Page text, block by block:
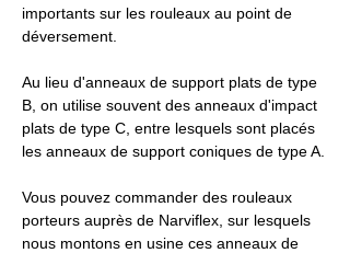
importants sur les rouleaux au point de
déversement.
Au lieu d'anneaux de support plats de type
B, on utilise souvent des anneaux d'impact
plats de type C, entre lesquels sont placés
les anneaux de support coniques de type A.
Vous pouvez commander des rouleaux
porteurs auprès de Narviflex, sur lesquels
nous montons en usine ces anneaux de